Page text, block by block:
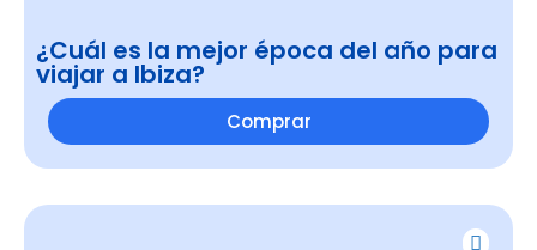
¿Cuál es la mejor época del año para
viajar a Ibiza?
Comprar